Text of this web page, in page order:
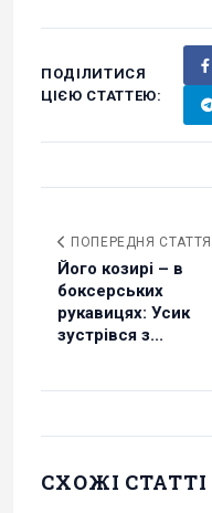
ПОДІЛИТИСЯ
ЦІЄЮ СТАТТЕЮ:
ПОПЕРЕДНЯ СТАТТЯ
Його козирі – в
боксерських
рукавицях: Усик
зустрівся з...
СХОЖІ СТАТТІ